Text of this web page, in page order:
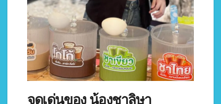
จุดเด่นของ น้องชาลิษา